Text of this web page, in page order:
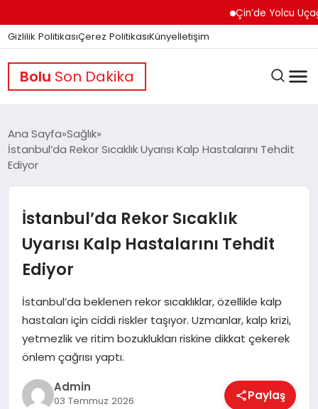
Çin’de Yolcu
Gizlilik PolitikasıÇerez PolitikasıKünyeİletişim
Bolu Son Dakika
GÜNDEM
DÜNYA
EĞITIM
EKONOMI
MAGAZIN
Ana Sayfa Sağlık
İstanbul’da Rekor Sıcaklık Uyarısı Kalp Hastalarını Tehdit
Ediyor
İstanbul’da Rekor Sıcaklık
Uyarısı Kalp Hastalarını Tehdit
Ediyor
İstanbul’da beklenen rekor sıcaklıklar, özellikle kalp
hastaları için ciddi riskler taşıyor. Uzmanlar, kalp krizi,
yetmezlik ve ritim bozuklukları riskine dikkat çekerek
önlem çağrısı yaptı.
Admin
03 Temmuz 2026 Paylaş